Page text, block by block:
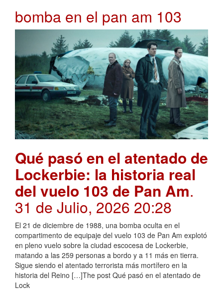
bomba en el pan am 103
Qué pasó en el atentado de
Lockerbie: la historia real
del vuelo 103 de Pan Am.
31 de Julio, 2026 20:28
El 21 de diciembre de 1988, una bomba oculta en el
compartimento de equipaje del vuelo 103 de Pan Am explotó
en pleno vuelo sobre la ciudad escocesa de Lockerbie,
matando a las 259 personas a bordo y a 11 más en tierra.
Sigue siendo el atentado terrorista más mortífero en la
historia del Reino […]The post Qué pasó en el atentado de
Lock